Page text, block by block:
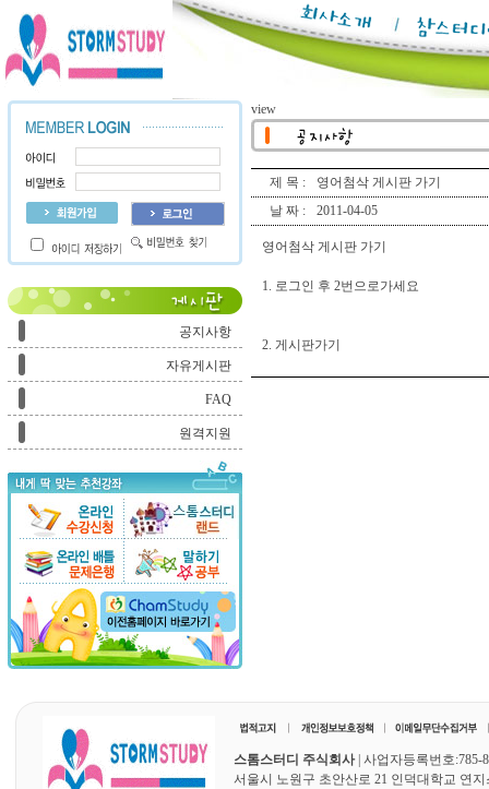
공지사항
자유게시판
FAQ
원격지원
view
제 목 :
영어첨삭 게시판 가기
날 짜 :
2011-04-05
영어첨삭 게시판 가기
1. 로그인 후 2번으로가세요
2. 게시판가기
스톰스터디 주식회사| 사업자등록번호:785-
서울시 노원구 초안산로 21 인덕대학교 연지